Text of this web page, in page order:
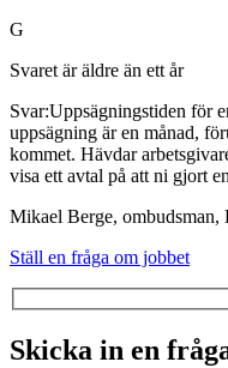
G
Svaret är äldre än ett år
Svar:Uppsägningstiden för
uppsägning är en månad,
kommet. Hävdar
visa ett avtal på att ni gjort
Mikael Berge, ombudsman,
Ställ en fråga om jobbet
Skicka in en